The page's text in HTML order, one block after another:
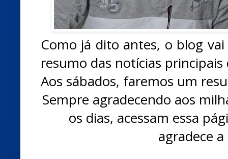
Como já dito antes, o blog
resumo das notícias
Aos sábados, faremos um
Sempre agradecendo aos
os dias, acessam essa
agradece